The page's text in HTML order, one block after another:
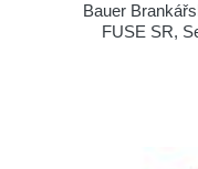
Bauer
FUSE SR,